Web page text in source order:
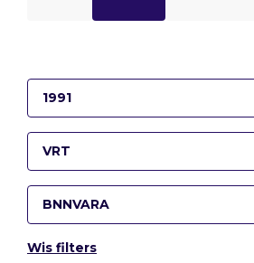
1991
VRT
BNNVARA
Wis filters